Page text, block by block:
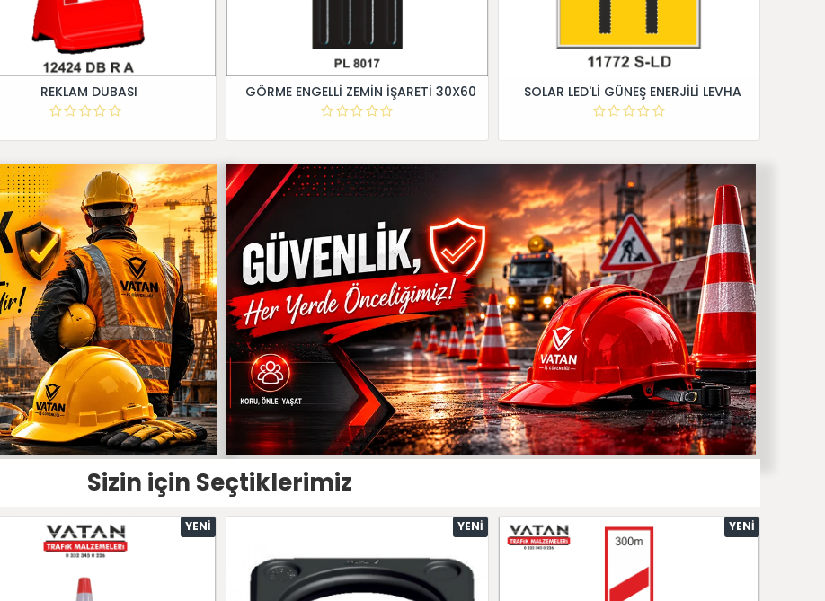
REKLAM DUBASI GÖRME ENGELLİ ZEMİN İŞARETİ 30X60 SOLAR LED'Lİ GÜNEŞ ENERJİLİ LEVHA
Sizin için Seçtiklerimiz
YENI YENI YENI